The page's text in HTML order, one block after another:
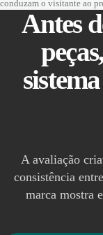
conduzam o visitante ao
Antes
A avaliação
consistência
marca mostra